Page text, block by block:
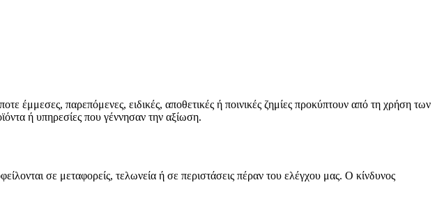
έμμεσες, παρεπόμενες, ειδικές, αποθετικές ή ποινικές ζημίες προκύπτουν από τη χρήση των
ή υπηρεσίες που γέννησαν την αξίωση.
σε μεταφορείς, τελωνεία ή σε περιστάσεις πέραν του ελέγχου μας. Ο κίνδυνος